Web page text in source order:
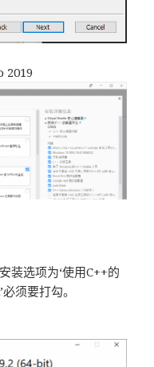
2019
装选项为‘使用C++的
须要打勾。